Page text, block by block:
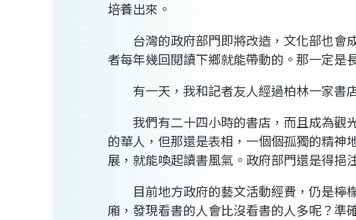
培養出來。
台灣的政府部門即將改造，文化部也會
者每年幾回閱讀下鄉就能帶動的。那一定是
有一天，我和記者友人經過柏林一家書店
我們有二十四小時的書店，而且成為觀
的華人，但那還是表相，一個個孤獨的精神
展，就能喚起讀書風氣。政府部門還是得挹
目前地方政府的藝文活動經費，仍是檸
廂，發現看書的人會比沒看書的人多呢？準